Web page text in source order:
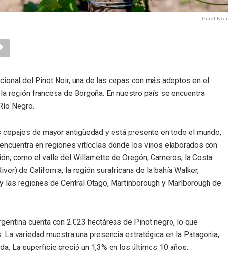
Pinot Noir
del Pinot Noir, una de las cepas con más adeptos en el
región francesa de Borgoña. En nuestro país se encuentra
Negro.
cepajes de mayor antigüedad y está presente en todo el mundo,
en regiones vitícolas donde los vinos elaborados con
como el valle del Willamette de Oregón, Carneros, la Costa
de California, la región surafricana de la bahía Walker,
las regiones de Central Otago, Martinborough y Marlborough de
cuenta con 2.023 hectáreas de Pinot negro, lo que
variedad muestra una presencia estratégica en la Patagonia,
La superficie creció un 1,3% en los últimos 10 años.